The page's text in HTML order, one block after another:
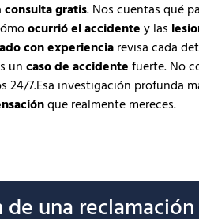
consulta gratis. Nos cuentas qué
ocurrió el accidente y las
con experiencia revisa cada
un caso de accidente fuerte. No
24/7.Esa investigación profunda
que realmente mereces.
de una